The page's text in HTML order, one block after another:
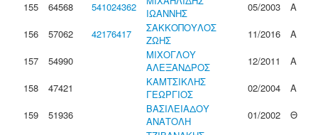
155
64568 541024362
ΙΩΑΝΝΗΣ
05/2003
Α
156
57062 42176417
ΣΑΚΚΟΠΟΥΛΟΣ
ΖΩΗΣ
11/2016
Α
157
54990
ΜΙΧΟΓΛΟΥ
ΑΛΕΞΑΝΔΡΟΣ
12/2011
Α
158
47421
ΚΑΜΤΣΙΚΛΗΣ
ΓΕΩΡΓΙΟΣ
02/2004
Α
159
51936
ΒΑΣΙΛΕΙΑΔΟΥ
ΑΝΑΤΟΛΗ
01/2002
Θ